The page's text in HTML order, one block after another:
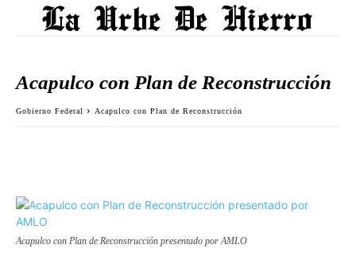
Acapulco con Plan de Reconstrucción
Gobierno Federal Acapulco con Plan de Reconstrucción
Acapulco con Plan de Reconstrucción presentado por AMLO